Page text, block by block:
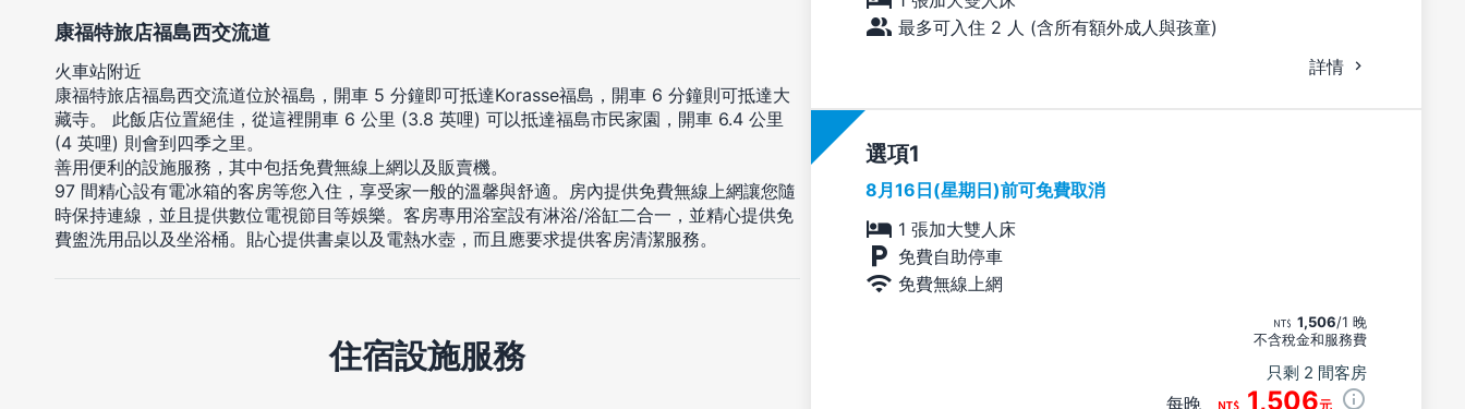
最多可入住 2 人 (含所有額外成人與孩童)
詳情
選項
8月16日(星期日)前可免費取消
1 張加大雙人床
免費自助停車
免費無線上網
1,506/1 晚
不含稅金和服務費
只剩 2 間客房
每晚 1,506元
康福特旅店福島西交流道
火車站附近
康福特旅店福島西交流道位於福島，開車 5 分鐘即可抵達Korasse福島，開車 6 分鐘則可抵達大
藏寺。 此飯店位置絕佳，從這裡開車 6 公里 (3.8 英哩) 可以抵達福島市民家園，開車 6.4 公里
(4 英哩) 則會到四季之里。
善用便利的設施服務，其中包括免費無線上網以及販賣機。
97 間精心設有電冰箱的客房等您入住，享受家一般的溫馨與舒適。房內提供免費無線上網讓您隨
時保持連線，並且提供數位電視節目等娛樂。客房專用浴室設有淋浴/浴缸二合一，並精心提供免
費盥洗用品以及坐浴桶。貼心提供書桌以及電熱水壺，而且應要求提供客房清潔服務。
住宿設施服務